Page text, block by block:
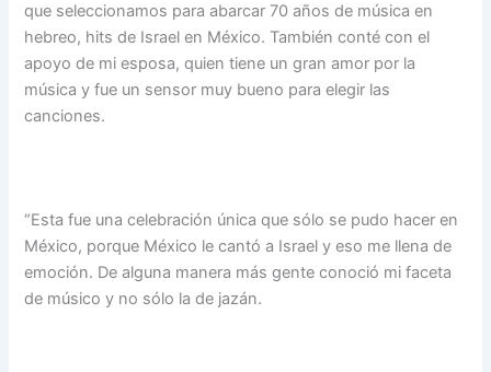
que seleccionamos para abarcar 70 años de música en
hebreo, hits de Israel en México. También conté con el
apoyo de mi esposa, quien tiene un gran amor por la
música y fue un sensor muy bueno para elegir las
canciones.
“Esta fue una celebración única que sólo se pudo hacer en
México, porque México le cantó a Israel y eso me llena de
emoción. De alguna manera más gente conoció mi faceta
de músico y no sólo la de jazán.